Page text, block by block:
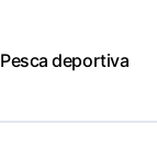
Pesca deportiva